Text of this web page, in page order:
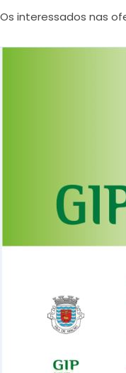
Os interessados nas